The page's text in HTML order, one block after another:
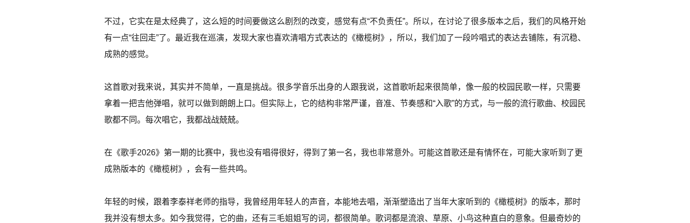
不过，它实在是太经典了，这么短的时间要做这么剧烈的改变，感觉有点“不负责任”。所以，在讨论了很多版本之后，我们的风格开始
有一点“往回走”了。最近我在巡演，发现大家也喜欢清唱方式表达的《橄榄树》，所以，我们加了一段吟唱式的表达去铺陈，有沉稳、
成熟的感觉。
这首歌对我来说，其实并不简单，一直是挑战。很多学音乐出身的人跟我说，这首歌听起来很简单，像一般的校园民歌一样，只需要
拿着一把吉他弹唱，就可以做到朗朗上口。但实际上，它的结构非常严谨，音准、节奏感和“入歌”的方式，与一般的流行歌曲、校园民
歌都不同。每次唱它，我都战战兢兢。
在《歌手2026》第一期的比赛中，我也没有唱得很好，得到了第一名，我也非常意外。可能这首歌还是有情怀在，可能大家听到了更
成熟版本的《橄榄树》，会有一些共鸣。
年轻的时候，跟着李泰祥老师的指导，我曾经用年轻人的声音，本能地去唱，渐渐塑造出了当年大家听到的《橄榄树》的版本，那时
我并没有想太多。如今我觉得，它的曲，还有三毛姐姐写的词，都很简单。歌词都是流浪、草原、小鸟这种直白的意象。但最奇妙的